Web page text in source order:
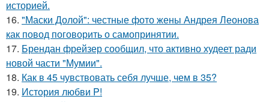
историей.
16. "Маски Долой": честные фото жены Андрея Леонова
как повод поговорить о самопринятии.
17. Брендан фрейзер сообщил, что активно худеет ради
новой части "Мумии".
18. Как в 45 чувствовать себя лучше, чем в 35?
19. История любви P!